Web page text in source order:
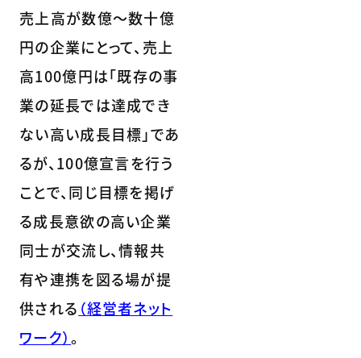
売上高が数億～数十億
円の企業にとって、売上
高100億円は「既存の事
業の延長では達成でき
ない高い成長目標」であ
るが、100億宣言を行う
ことで、同じ目標を掲げ
る成長意欲の高い企業
同士が交流し、情報共
有や連携を図る場が提
供される （経営者ネット
ワーク）。